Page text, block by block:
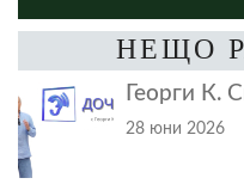
НЕЩО
Георги
28 юни 2026